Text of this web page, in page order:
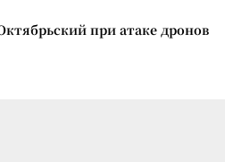
при атаке дронов